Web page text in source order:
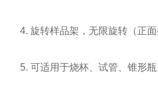
4. 旋转样品架，无限旋转（正面
5. 可适用于烧杯、试管、锥形